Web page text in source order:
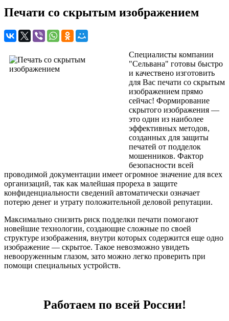
Печати со скрытым изображением
Специалисты компании
"Сельвана" готовы быстро
и качествено изготовить
для Вас печати со скрытым
изображением прямо
сейчас! Формирование
скрытого изображения —
это один из наиболее
эффективных методов,
созданных для защиты
печатей от подделок
мошенников. Фактор
безопасности всей
проводимой документации имеет огромное значение для всех
организаций, так как малейшая прореха в защите
конфиденциальности сведений автоматически означает
потерю денег и утрату положительной деловой репутации.
Максимально снизить риск подделки печати помогают
новейшие технологии, создающие сложные по своей
структуре изображения, внутри которых содержится еще одно
изображение — скрытое. Такое невозможно увидеть
невооруженным глазом, зато можно легко проверить при
помощи специальных устройств.
Работаем по всей России!